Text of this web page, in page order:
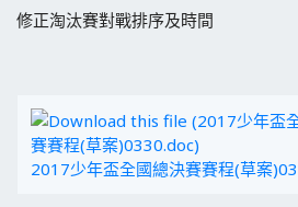
修正淘汰賽對戰排序及時間
2017少年盃全國總決賽賽程(草案